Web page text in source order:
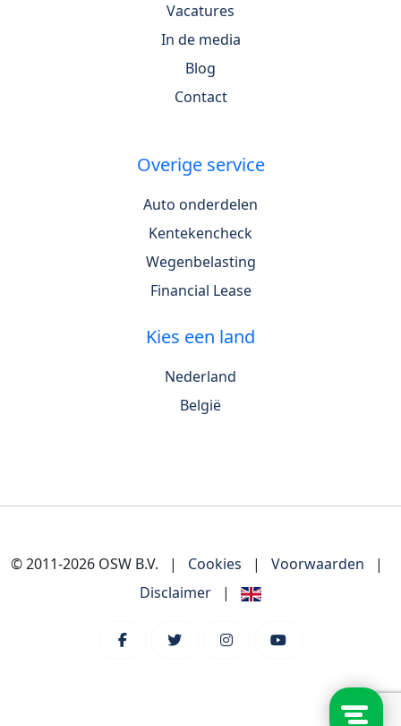
Vacatures
In de media
Blog
Contact
Overige service
Auto onderdelen
Kentekencheck
Wegenbelasting
Financial Lease
Kies een land
Nederland
België
© 2011-2026 OSW B.V. | Cookies | Voorwaarden
|
Disclaimer
|